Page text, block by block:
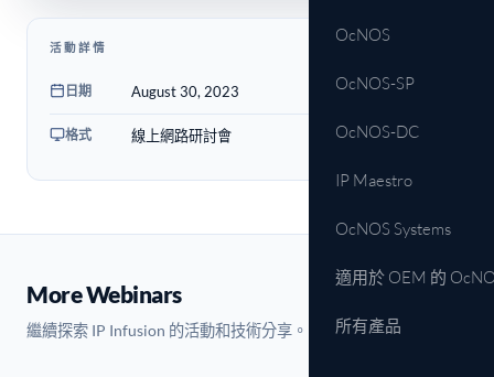
OcNOS
OcNOS-SP
OcNOS-DC
IP Maestro
OcNOS Systems
適用於 OEM 的
所有產品
活動詳情
日期 August 30, 2023
格式 線上網路研討會
More Webinars
繼續探索 IP Infusion 的活動和技術分享。